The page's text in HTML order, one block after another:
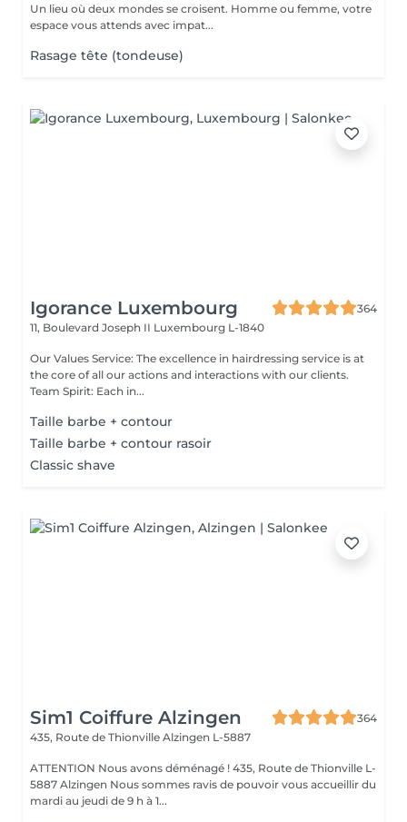
Un lieu où deux mondes se croisent. Homme ou femme, votre
espace vous attends avec impat...
Rasage tête (tondeuse)
Igorance Luxembourg
364
11, Boulevard Joseph II Luxembourg L-1840
Our Values Service: The excellence in hairdressing service is at
the core of all our actions and interactions with our clients.
Team Spirit: Each in...
Taille barbe + contour
Taille barbe + contour rasoir
Classic shave
Sim1 Coiffure Alzingen
364
435, Route de Thionville Alzingen L-5887
ATTENTION Nous avons déménagé ! 435, Route de Thionville L-
5887 Alzingen Nous sommes ravis de pouvoir vous accueillir du
mardi au jeudi de 9 h à 1...